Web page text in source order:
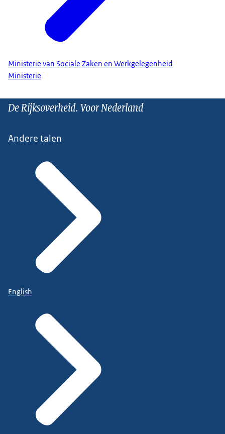
Ministerie van Sociale Zaken en Werkgelegenheid
Ministerie
De Rijksoverheid. Voor Nederland
Andere talen
English